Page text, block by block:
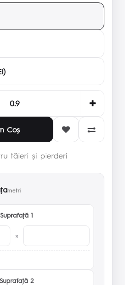
Coş
tăieri și pierderi
metri
Suprafaţă 1
×
Suprafaţă 2